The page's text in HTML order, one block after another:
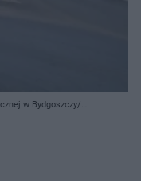
w Bydgoszczy/